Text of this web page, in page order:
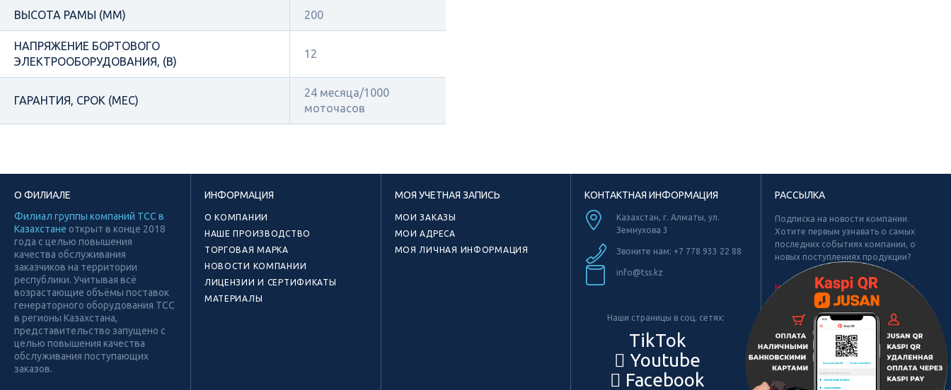
ВЫСОТА РАМЫ (ММ) 200
НАПРЯЖЕНИЕ БОРТОВОГО
ЭЛЕКТРООБОРУДОВАНИЯ, (В)
12
ГАРАНТИЯ, СРОК (МЕС)
24 месяца/1000
моточасов
О ФИЛИАЛЕ
Филиал группы компаний ТСС в
Казахстане открыт в конце 2018
года с целью повышения
качества обслуживания
заказчиков на территории
республики. Учитывая всё
возрастающие объёмы поставок
генераторного оборудования ТСС
в регионы Казахстана,
представительство запущено с
целью повышения качества
обслуживания поступающих
заказов.
ИНФОРМАЦИЯ
О КОМПАНИИ
НАШЕ ПРОИЗВОДСТВО
ТОРГОВАЯ МАРКА
НОВОСТИ КОМПАНИИ
ЛИЦЕНЗИИ И СЕРТИФИКАТЫ
МАТЕРИАЛЫ
МОЯ УЧЕТНАЯ ЗАПИСЬ
МОИ ЗАКАЗЫ
МОИ АДРЕСА
МОЯ ЛИЧНАЯ ИНФОРМАЦИЯ
КОНТАКТНАЯ ИНФОРМАЦИЯ
Казахстан, г. Алматы, ул.
Земнухова 3
Звоните нам: +7 778 933 22 88
info@tss.kz
Наши страницы в соц. сетях:
TikTok
Youtube
Facebook
РАССЫЛКА
Подписка на новости компании.
Хотите первым узнавать о самых
последних событиях компании, о
новых поступлениях продукции?
Не найдено рубрик для подписки.